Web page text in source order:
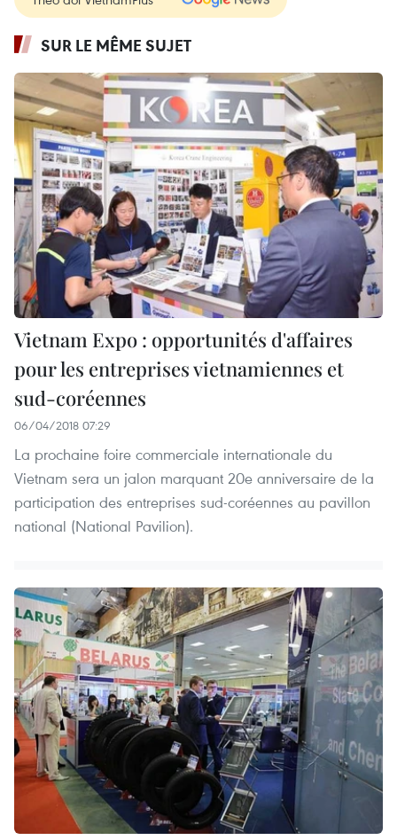
SUR LE MÊME SUJET
Vietnam Expo : opportunités d'affaires
pour les entreprises vietnamiennes et
sud-coréennes
06/04/2018 07:29
La prochaine foire commerciale internationale du
Vietnam sera un jalon marquant 20e anniversaire de la
participation des entreprises sud-coréennes au pavillon
national (National Pavilion).